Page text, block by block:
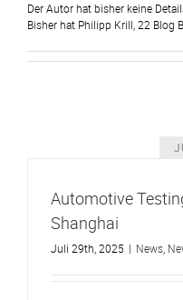
Der Autor hat bisher keine
Bisher hat Philipp Krill, 22 Blog
Automotive
Shanghai
Juli 29th, 2025 | News,